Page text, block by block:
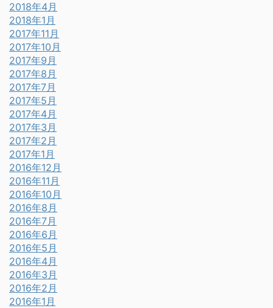
2018年4月
2018年1月
2017年11月
2017年10月
2017年9月
2017年8月
2017年7月
2017年5月
2017年4月
2017年3月
2017年2月
2017年1月
2016年12月
2016年11月
2016年10月
2016年8月
2016年7月
2016年6月
2016年5月
2016年4月
2016年3月
2016年2月
2016年1月